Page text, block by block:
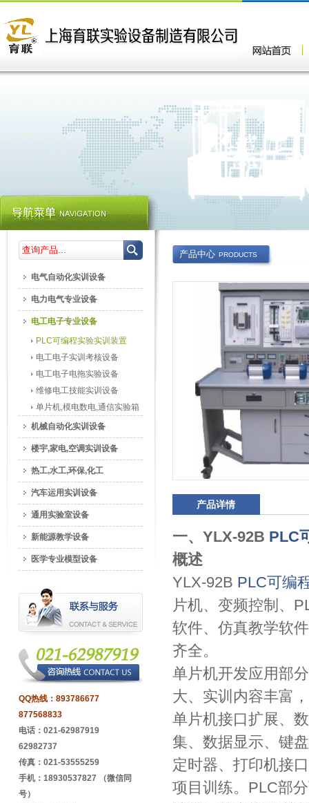
产品中心 PRODUCTS
产品详情
一、YLX-92B PLC
概述
YLX-92B PLC可编
片机、变频控制、
软件、仿真教学软
齐全。
单片机开发应用部
大、实训内容丰富
单片机接口扩展、
集、数据显示、键
定时器、打印机接
项目训练。PLC部
电气自动化实训设备
电力电气专业设备
电工电子专业设备
PLC可编程实验实训装置
电工电子实训考核设备
电工电子电拖实验设备
维修电工技能实训设备
单片机,模电数电,通信实验箱
机械自动化实训设备
楼宇,家电,空调实训设备
热工,水工,环保,化工
汽车运用实训设备
通用实验室设备
新能源教学设备
医学专业模型设备
QQ热线： 893786677
877568833
电话：021-62987919
62982737
传真：021-53555259
手机：18930537827 （微信同
号）